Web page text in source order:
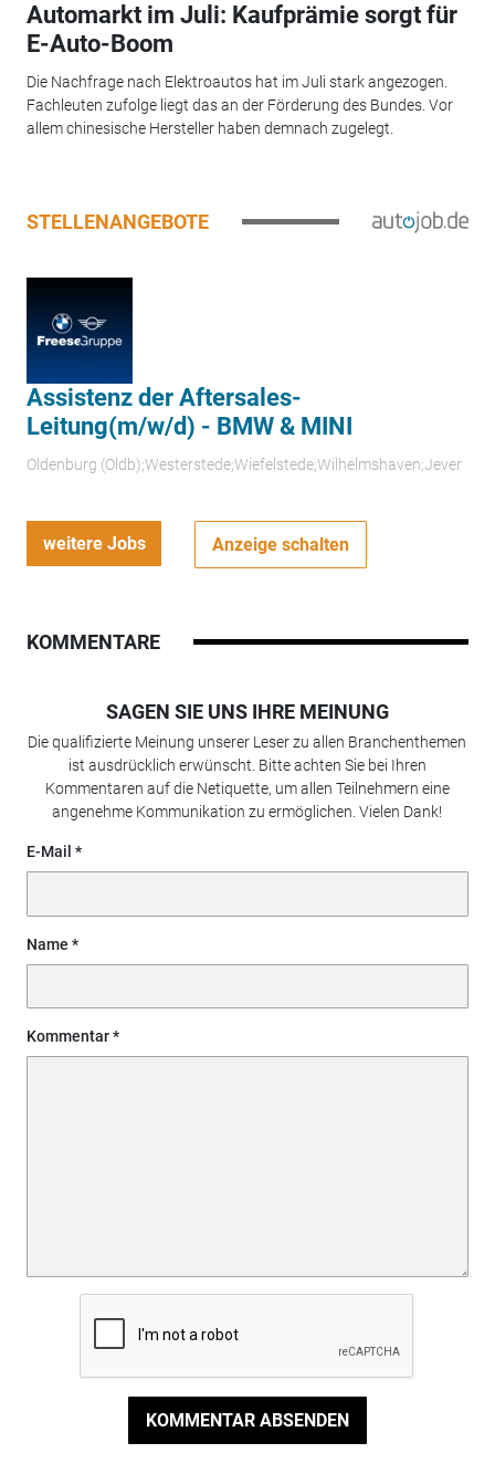
Automarkt im Juli: Kaufprämie sorgt für
E-Auto-Boom
Die Nachfrage nach Elektroautos hat im Juli stark angezogen.
Fachleuten zufolge liegt das an der Förderung des Bundes. Vor
allem chinesische Hersteller haben demnach zugelegt.
STELLENANGEBOTE
Assistenz der Aftersales-
Leitung(m/w/d) - BMW & MINI
Oldenburg (Oldb);Westerstede;Wiefelstede;Wilhelmshaven;Jever
weitere Jobs Anzeige schalten
KOMMENTARE
SAGEN SIE UNS IHRE MEINUNG
Die qualifizierte Meinung unserer Leser zu allen Branchenthemen
ist ausdrücklich erwünscht. Bitte achten Sie bei Ihren
Kommentaren auf die Netiquette, um allen Teilnehmern eine
angenehme Kommunikation zu ermöglichen. Vielen Dank!
E-Mail
Name
Kommentar
KOMMENTAR ABSENDEN